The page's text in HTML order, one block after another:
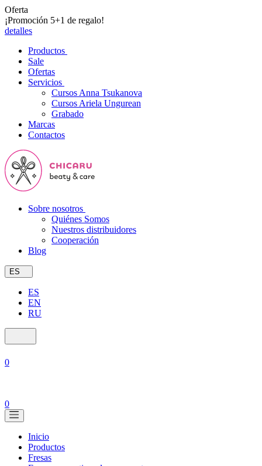
Oferta
¡Promoción 5+1 de regalo!
detalles
Productos
Sale
Ofertas
Servicios
Cursos Anna Tsukanova
Cursos Ariela Ungurean
Grabado
Marcas
Contactos
Sobre nosotros
Quiénes Somos
Nuestros distribuidores
Cooperación
Blog
ES
ES
EN
RU
0
0
Inicio
Productos
Fresas